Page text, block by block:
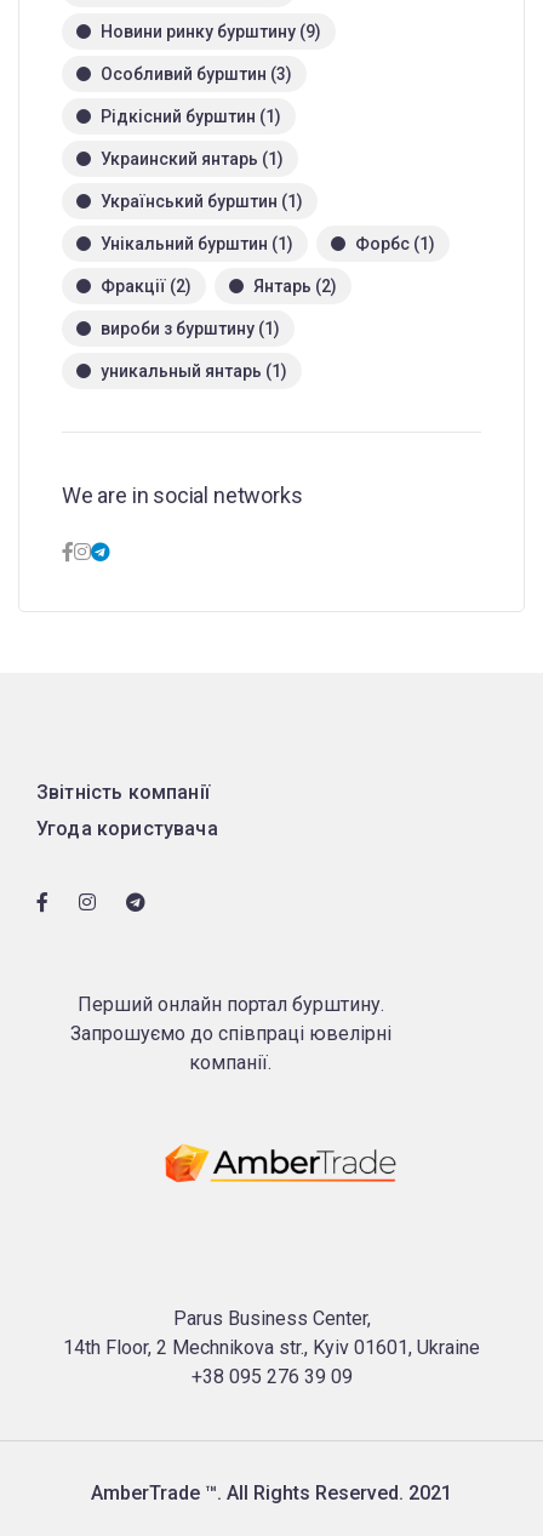
Новини ринку бурштину (9)
Особливий бурштин (3)
Рідкісний бурштин (1)
Украинский янтарь (1)
Український бурштин (1)
Унікальний бурштин (1) Форбс (1)
Фракції (2) Янтарь (2)
вироби з бурштину (1)
уникальный янтарь (1)
We are in social networks
Звітність компанії
Угода користувача
Перший онлайн портал бурштину.
Запрошуємо до співпраці ювелірні
компанії.
Parus Business Center,
14th Floor, 2 Mechnikova str., Kyiv 01601, Ukraine
+38 095 276 39 09
AmberTrade ™. All Rights Reserved. 2021